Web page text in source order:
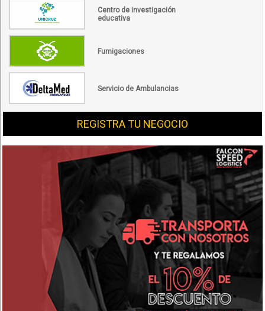
Centro de investigación
educativa
Fumigaciones
Servicio de Ambulancias
REGISTRA TU NEGOCIO